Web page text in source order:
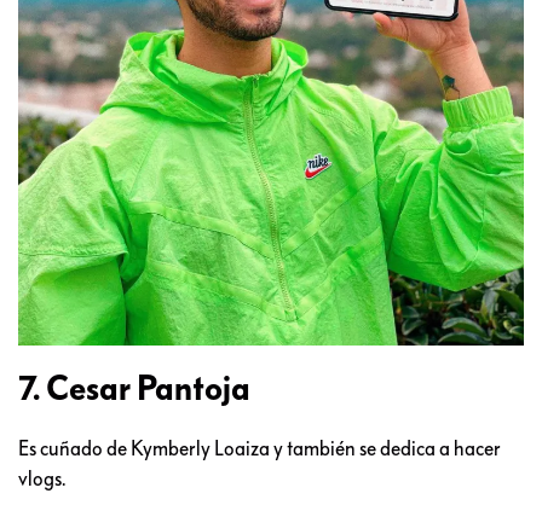
7. Cesar Pantoja
Es cuñado de Kymberly Loaiza y también se dedica a hacer
vlogs.